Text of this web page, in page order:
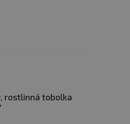
rostlinná tobolka